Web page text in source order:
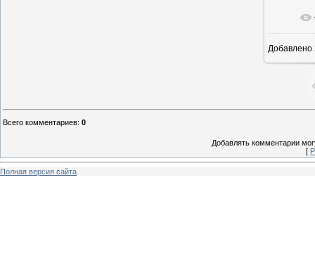
Добавлено
Всего комментариев: 0
Добавлять комментарии
[
Полная версия сайта